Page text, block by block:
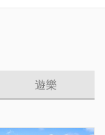
遊樂